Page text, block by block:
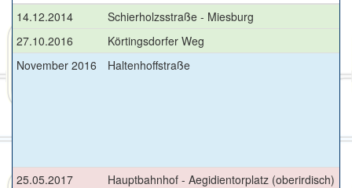
14.12.2014
Schierholzsstraße - Miesburg
27.10.2016
Körtingsdorfer Weg
November 2016
Haltenhoffstraße
25.05.2017 Hauptbahnhof - Aegidientorplatz (oberirdisch)